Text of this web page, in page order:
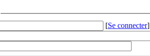
[Se connecter]